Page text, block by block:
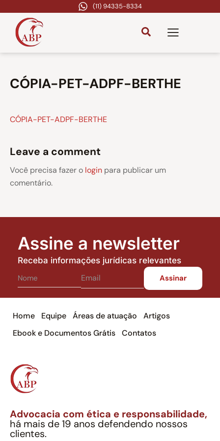
(11) 94335-8334
CÓPIA-PET-ADPF-BERTHE
CÓPIA-PET-ADPF-BERTHE
Leave a comment
Você precisa fazer o login para publicar um
comentário.
Assine a newsletter
Receba informações jurídicas relevantes
Home Equipe Áreas de atuação
Artigos
Ebook e Documentos Grátis
Contatos
Advocacia com ética e responsabilidade,
há mais de 19 anos defendendo nossos
clientes.